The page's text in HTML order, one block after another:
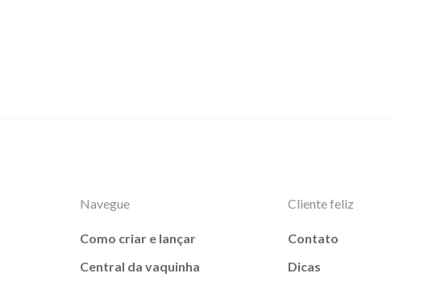
Navegue
Como criar e lançar
Central da vaquinha
Cliente feliz
Contato
Dicas